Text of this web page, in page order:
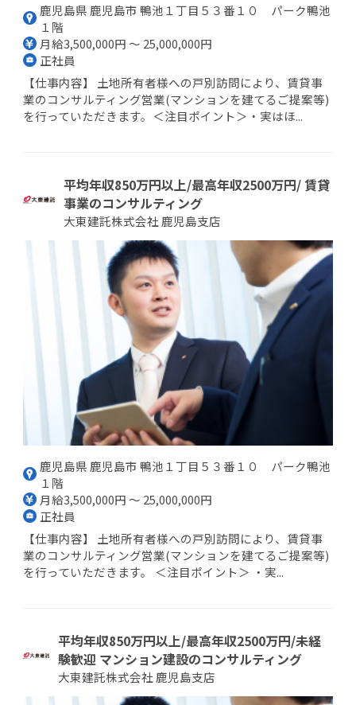
鹿児島県 鹿児島市 鴨池１丁目５３番１０ パーク鴨池
１階
月給3,500,000円 ～ 25,000,000円
正社員
【仕事内容】 土地所有者様への戸別訪問により、賃貸事
業のコンサルティング営業(マンションを建てるご提案等)
を行っていただきます。＜注目ポイント＞・実はほ...
平均年収850万円以上/最高年収2500万円/ 賃貸
事業のコンサルティング
大東建託株式会社 鹿児島支店
鹿児島県 鹿児島市 鴨池１丁目５３番１０ パーク鴨池
１階
月給3,500,000円 ～ 25,000,000円
正社員
【仕事内容】 土地所有者様への戸別訪問により、賃貸事
業のコンサルティング営業(マンションを建てるご提案等)
を行っていただきます。 ＜注目ポイント＞ ・実...
平均年収850万円以上/最高年収2500万円/未経
験歓迎 マンション建設のコンサルティング
大東建託株式会社 鹿児島支店